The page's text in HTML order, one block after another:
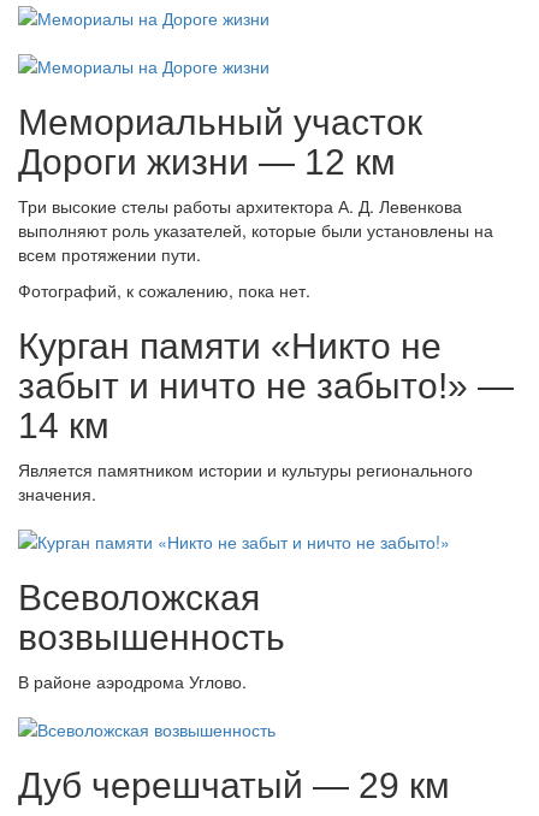
Мемориальный участок
Дороги жизни — 12 км
Три высокие стелы работы архитектора А. Д. Левенкова
выполняют роль указателей, которые были установлены на
всем протяжении пути.
Фотографий, к сожалению, пока нет.
Курган памяти «Никто не
забыт и ничто не забыто!» —
14 км
Является памятником истории и культуры регионального
значения.
Всеволожская
возвышенность
В районе аэродрома Углово.
Дуб черешчатый — 29 км